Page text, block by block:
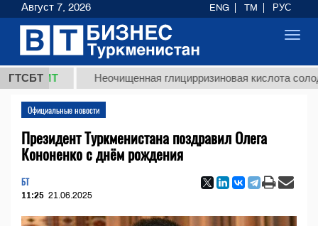
ГТСБТ
ТМТ Неочищенная глицирризиновая кислота
Официальные новости
Президент Туркменистана поздравил Олега
Кононенко с днём рождения
БТ
11:25 21.06.2025
Август 7, 2026 ENG TM РУС